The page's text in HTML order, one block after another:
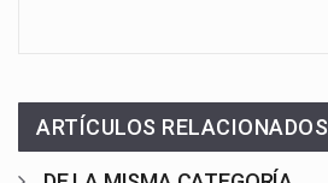
ARTÍCULOS RELACIONADOS